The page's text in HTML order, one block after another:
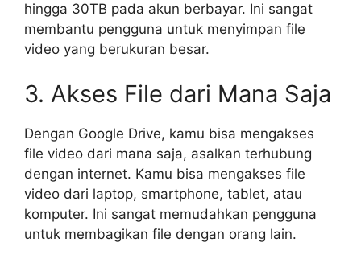
hingga 30TB pada akun berbayar. Ini sangat
membantu pengguna untuk menyimpan file
video yang berukuran besar.
3. Akses File dari Mana Saja
Dengan Google Drive, kamu bisa mengakses
file video dari mana saja, asalkan terhubung
dengan internet. Kamu bisa mengakses file
video dari laptop, smartphone, tablet, atau
komputer. Ini sangat memudahkan pengguna
untuk membagikan file dengan orang lain.